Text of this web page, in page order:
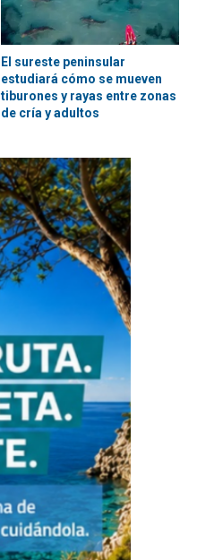
El sureste peninsular
estudiará cómo se mueven
tiburones y rayas entre zonas
de cría y adultos